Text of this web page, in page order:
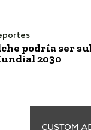
podría ser
2030